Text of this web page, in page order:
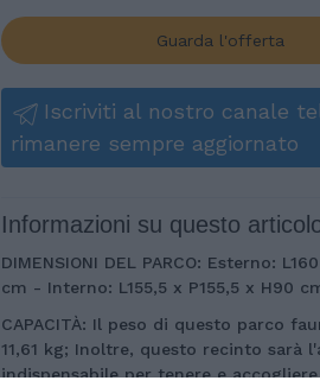
Guarda l'offerta
Iscriviti al nostro canale
rimanere sempre aggiornato
Informazioni su questo
DIMENSIONI DEL PARCO: Esterno:
cm - Interno: L155,5 x P155,5 x H90
CAPACITÀ: Il peso di questo parco
11,61 kg; Inoltre, questo recinto sarà
indispensabile per tenere e